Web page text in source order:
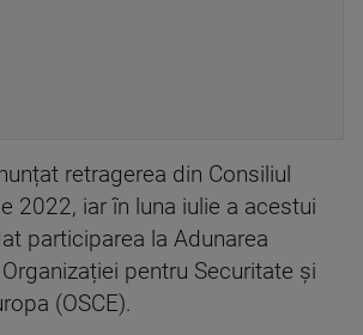
retragerea din Consiliul
2022, iar în luna iulie a acestui
participarea la Adunarea
pentru Securitate și
(OSCE).